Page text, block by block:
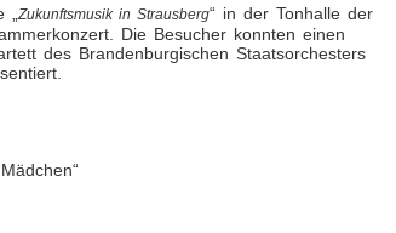
Zukunftsmusik in Strausberg“ in der Tonhalle der
Die Besucher konnten einen
des Brandenburgischen Staatsorchesters